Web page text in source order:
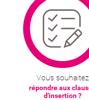
Vous souhaitez
répondre aux
d'insertion ?